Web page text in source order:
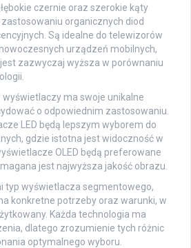
czernie oraz szerokie kąty
organicznych diod
Są idealne do telewizorów
urządzeń mobilnych,
zazwyczaj wyższa w porównaniu
wyświetlaczy ma swoje unikalne
o odpowiednim zastosowaniu.
LED będą lepszym wyborem do
gdzie istotna jest widoczność w
OLED będą preferowane
jest najwyższa jakość obrazu.
typ wyświetlacza segmentowego,
konkretne potrzeby oraz warunki, w
Każda technologia ma
dlatego zrozumienie tych różnic
optymalnego wyboru.